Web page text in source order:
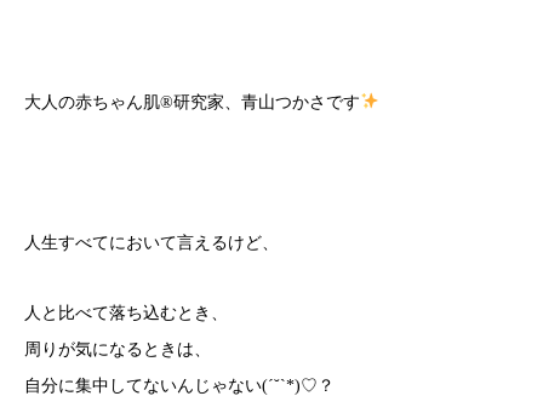
大人の赤ちゃん肌®️研究家、青山つかさです
人生すべてにおいて言えるけど、
人と比べて落ち込むとき、
周りが気になるときは、
自分に集中してないんじゃない(ˊ˘ˋ*)♡？